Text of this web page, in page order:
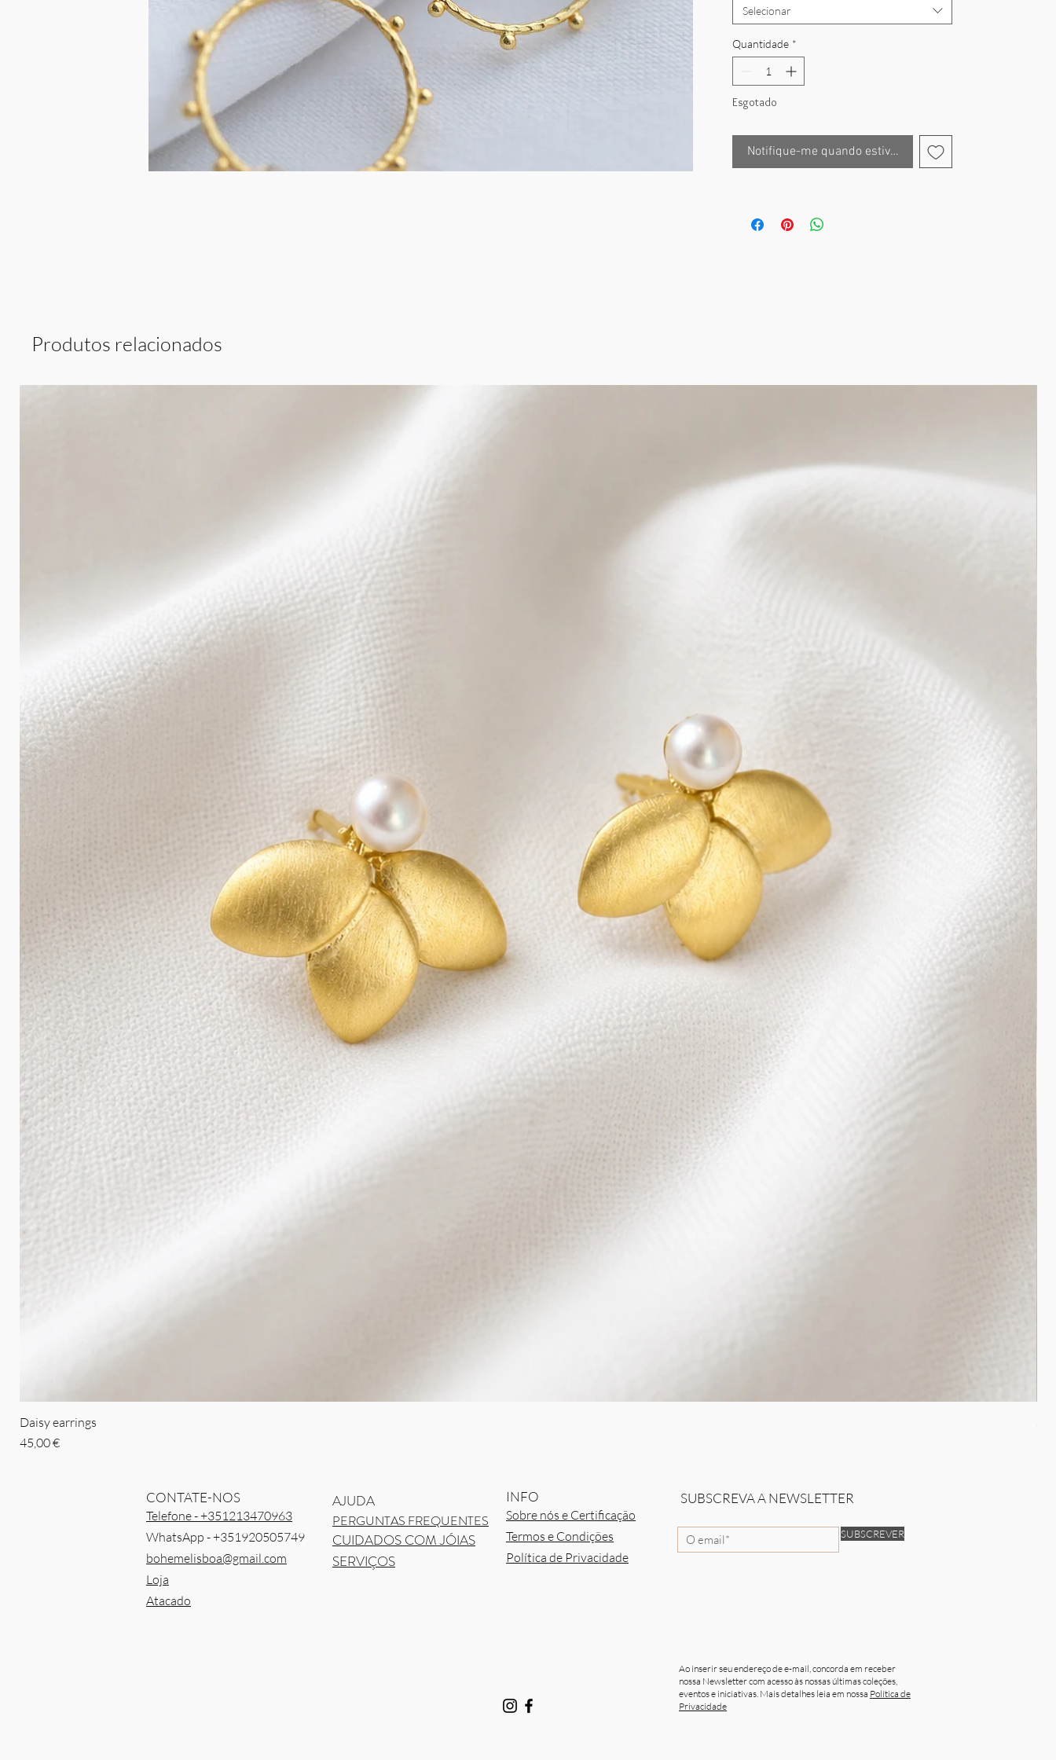
sofisticação.
• Material: Prata dourada
decorativas
• Acabamento: Polido e martelado para um
• Estilo: Clássico e versátil – perfeito para o
dia ou para a noite
Selecionar
Quantidade *
Esgotado
Notifique-me quando estiver disponível
Produtos relacionados
Daisy earrings
Preço
45,00 €
CONTATE-NOS
Telefone - +351213470963
WhatsApp - +351920505749
bohemelisboa@gmail.com
Loja
Atacado
AJUDA
PERGUNTAS FREQUENTES
CUIDADOS COM JÓIAS
SERVIÇOS
INFO
Sobre nós e Certificação
Termos e Condições
Política de Privacidade
SUBSCREVA A NEWSLETTER
SUBSCREVER
Ao inserir seu endereço de e-mail, concorda em receber
nossa Newsletter com acesso às nossas últimas coleções,
eventos e iniciativas. Mais detalhes leia em nossa Política de
Privacidade